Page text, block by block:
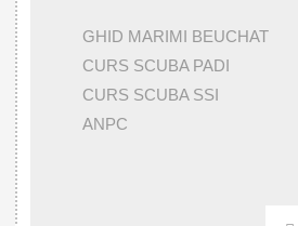
GHID MARIMI BEUCHAT
CURS SCUBA PADI
CURS SCUBA SSI
ANPC